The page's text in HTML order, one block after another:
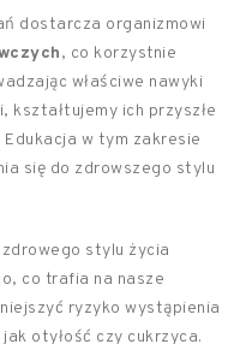
dostarcza organizmowi
, co korzystnie
właściwe nawyki
kształtujemy ich przyszłe
w tym zakresie
się do zdrowszego stylu
stylu życia
co trafia na nasze
ryzyko wystąpienia
otyłość czy cukrzyca.